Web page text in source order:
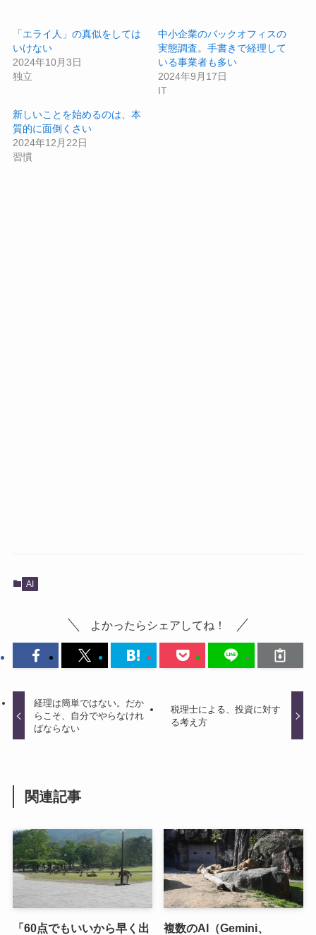
「エライ人」の真似をしては
いけない
2024年10月3日
独立
中小企業のバックオフィスの
実態調査。手書きで経理して
いる事業者も多い
2024年9月17日
IT
新しいことを始めるのは、本
質的に面倒くさい
2024年12月22日
習慣
AI
よかったらシェアしてね！
経理は簡単ではない。だか
らこそ、自分でやらなけれ
ばならない
税理士による、投資に対す
る考え方
関連記事
「60点でもいいから早く出
複数のAI（Gemini、